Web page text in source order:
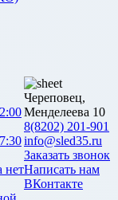
нет
Череповец,
Менделеева 10
8(8202) 201-901
info@sled35.ru
Заказать звонок
Написать нам
ВКонтакте